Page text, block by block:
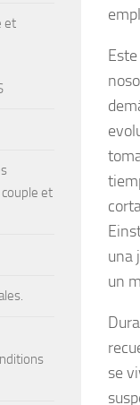
una
un
se
et
et